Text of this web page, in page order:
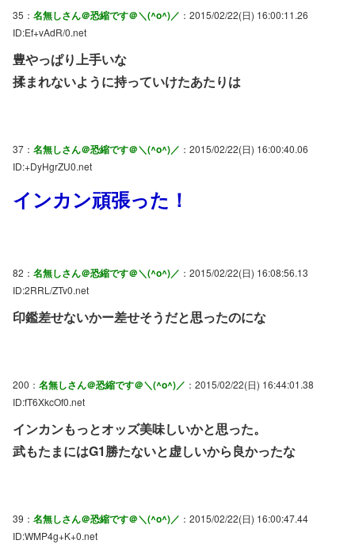
35： 名無しさん＠恐縮です＠＼(^o^)／ ：2015/02/22(日) 16:00:11.26
ID:Ef+vAdR/0.net
豊やっぱり上手いな
揉まれないように持っていけたあたりは
37： 名無しさん＠恐縮です＠＼(^o^)／ ：2015/02/22(日) 16:00:40.06
ID:+DyHgrZU0.net
インカン頑張った！
82： 名無しさん＠恐縮です＠＼(^o^)／ ：2015/02/22(日) 16:08:56.13
ID:2RRL/ZTv0.net
印鑑差せないかー差せそうだと思ったのにな
200： 名無しさん＠恐縮です＠＼(^o^)／ ：2015/02/22(日) 16:44:01.38
ID:fT6XkcOf0.net
インカンもっとオッズ美味しいかと思った。
武もたまにはG1勝たないと虚しいから良かったな
39： 名無しさん＠恐縮です＠＼(^o^)／ ：2015/02/22(日) 16:00:47.44
ID:WMP4g+K+0.net